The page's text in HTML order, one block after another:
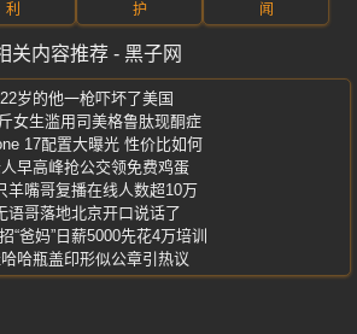
利
护
闻
关内容推荐 - 黑子网
22岁的他一枪吓坏了美国
女生滥用司美格鲁肽现酮症
17配置大曝光 性价比如何
早高峰抢公交领免费鸡蛋
羊嘴哥复播在线人数超10万
语哥落地北京开口说话了
“爸妈”日薪5000先花4万培训
哈瓶盖印形似公章引热议